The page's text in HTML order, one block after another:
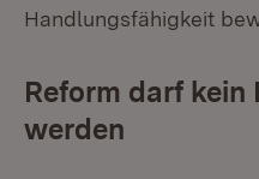
Handlungsfähigkeit
Reform darf
werden